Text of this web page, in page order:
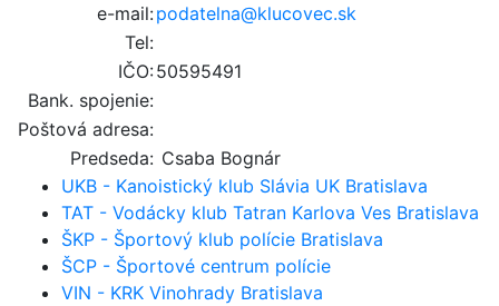
e-mail:podatelna@klucovec.sk
Tel:
IČO:50595491
Bank. spojenie:
Poštová adresa:
Predseda: Csaba Bognár
UKB - Kanoistický klub Slávia UK Bratislava
TAT - Vodácky klub Tatran Karlova Ves Bratislava
ŠKP - Športový klub polície Bratislava
ŠCP - Športové centrum polície
VIN - KRK Vinohrady Bratislava